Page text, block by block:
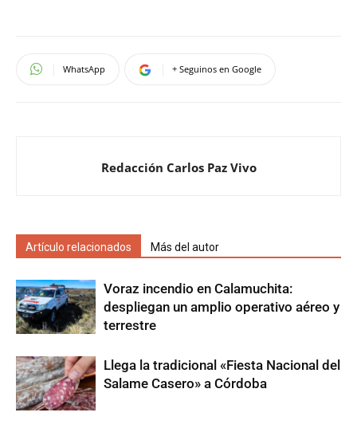
WhatsApp + Seguinos en Google
Redacción Carlos Paz Vivo
Artículo relacionados Más del autor
Voraz incendio en Calamuchita:
despliegan un amplio operativo aéreo y
terrestre
Llega la tradicional «Fiesta Nacional del
Salame Casero» a Córdoba